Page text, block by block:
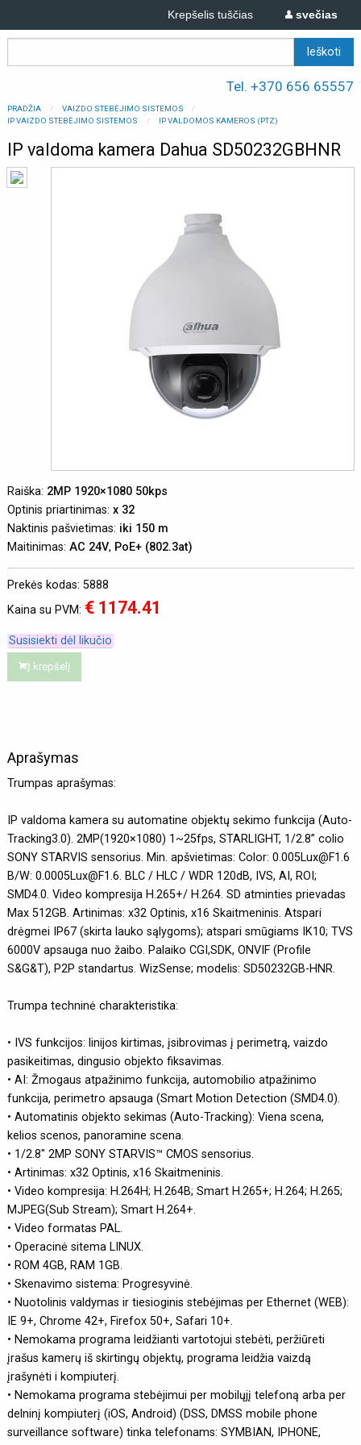
svečias
Krepšelis tuščias
Tel. +370 656 65557
PRADŽIA
VAIZDO STEBĖJIMO SISTEMOS
IP VAIZDO STEBĖJIMO SISTEMOS
IP VALDOMOS KAMEROS (PTZ)
IP valdoma kamera Dahua SD50232GBHNR
Raiška: 2MP 1920×1080 50kps
Optinis priartinimas: x 32
Naktinis pašvietimas: iki 150 m
Maitinimas: AC 24V, PoE+ (802.3at)
Prekės kodas: 5888
Kaina su PVM: € 1174.41
Susisiekti dėl likučio
Į krepšelį
Aprašymas
Trumpas aprašymas:
IP valdoma kamera su automatine objektų sekimo funkcija (Auto-
Tracking3.0). 2MP(1920×1080) 1~25fps, STARLIGHT, 1/2.8” colio
SONY STARVIS sensorius. Min. apšvietimas: Color: 0.005Lux@F1.6
B/W: 0.0005Lux@F1.6. BLC / HLC / WDR 120dB, IVS, AI, ROI;
SMD4.0. Video kompresija H.265+/ H.264. SD atminties prievadas
Max 512GB. Artinimas: x32 Optinis, x16 Skaitmeninis. Atspari
drėgmei IP67 (skirta lauko sąlygoms); atspari smūgiams IK10; TVS
6000V apsauga nuo žaibo. Palaiko CGI,SDK, ONVIF (Profile
S&G&T), P2P standartus. WizSense; modelis: SD50232GB-HNR.
Trumpa techninė charakteristika:
• IVS funkcijos: linijos kirtimas, įsibrovimas į perimetrą, vaizdo
pasikeitimas, dingusio objekto fiksavimas.
• AI: Žmogaus atpažinimo funkcija, automobilio atpažinimo
funkcija, perimetro apsauga (Smart Motion Detection (SMD4.0).
• Automatinis objekto sekimas (Auto-Tracking): Viena scena,
kelios scenos, panoramine scena.
• 1/2.8" 2MP SONY STARVIS™ CMOS sensorius.
• Artinimas: x32 Optinis, x16 Skaitmeninis.
• Video kompresija: H.264H; H.264B; Smart H.265+; H.264; H.265;
MJPEG(Sub Stream); Smart H.264+.
• Video formatas PAL.
• Operacinė sitema LINUX.
• ROM 4GB, RAM 1GB.
• Skenavimo sistema: Progresyvinė.
• Nuotolinis valdymas ir tiesioginis stebėjimas per Ethernet (WEB):
IE 9+, Chrome 42+, Firefox 50+, Safari 10+.
• Nemokama programa leidžianti vartotojui stebėti, peržiūreti
įrašus kamerų iš skirtingų objektų, programa leidžia vaizdą
įrašynėti i kompiuterį.
• Nemokama programa stebėjimui per mobilųjį telefoną arba per
delninį kompiuterį (iOS, Android) (DSS, DMSS mobile phone
surveillance software) tinka telefonams: SYMBIAN, IPHONE,